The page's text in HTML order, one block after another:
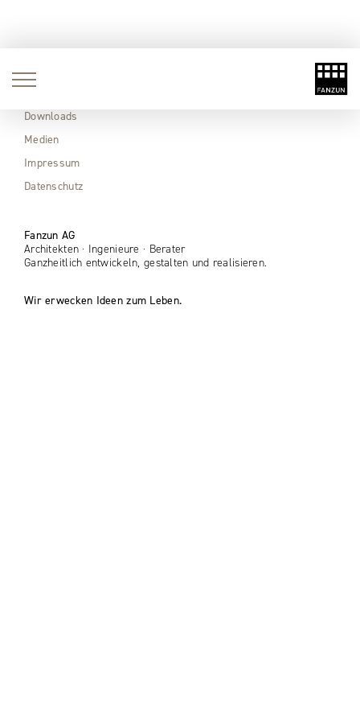
Aktuell
Downloads
Medien
Impressum
Datenschutz
Fanzun AG
Architekten · Ingenieure · Berater
Ganzheitlich entwickeln, gestalten und realisieren.
Wir erwecken Ideen zum Leben.